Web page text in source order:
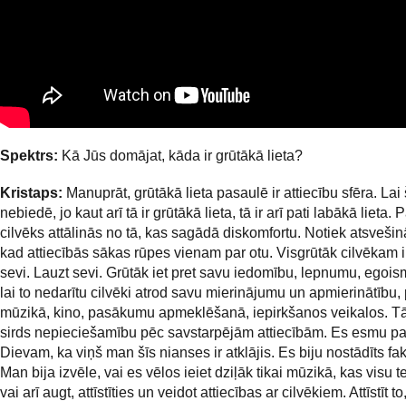
Spektrs: Kā Jūs domājat, kāda ir grūtākā lieta?
Kristaps: Manuprāt, grūtākā lieta pasaulē ir attiecību sfēra. Lai
nebiedē, jo kaut arī tā ir grūtākā lieta, tā ir arī pati labākā lieta.
cilvēks attālinās no tā, kas sagādā diskomfortu. Notiek
kad attiecībās sākas rūpes vienam par otu. Visgrūtāk cilvēkam
sevi. Lauzt sevi. Grūtāk iet pret savu iedomību, lepnumu,
lai to nedarītu cilvēki atrod savu mierinājumu un apmierinātību,
mūzikā, kino, pasākumu apmeklēšanā, iepirkšanos veikalos.
sirds nepieciešamību pēc savstarpējām attiecībām. Es esmu
Dievam, ka viņš man šīs nianses ir atklājis. Es biju nostādīts
Man bija izvēle, vai es vēlos ieiet dziļāk tikai mūzikā, kas visu
vai arī augt, attīstīties un veidot attiecības ar cilvēkiem. Attīstīt